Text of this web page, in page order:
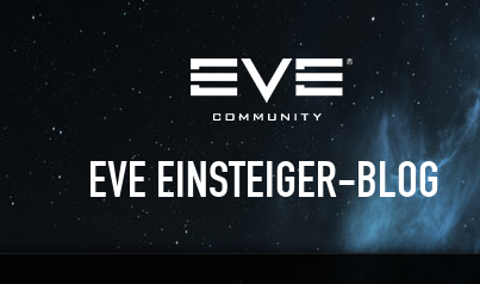
EVE EINSTEIGER-BLOG